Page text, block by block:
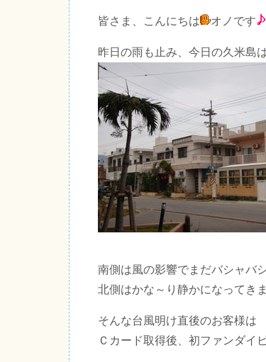
皆さま、こんにちは オノです
昨日の雨も止み、今日の久米島
南側は風の影響でまだバシャバ
北側はかな～り静かになってきま
そんな台風明け直後のお客様は
Ｃカード取得後、初ファンダイ